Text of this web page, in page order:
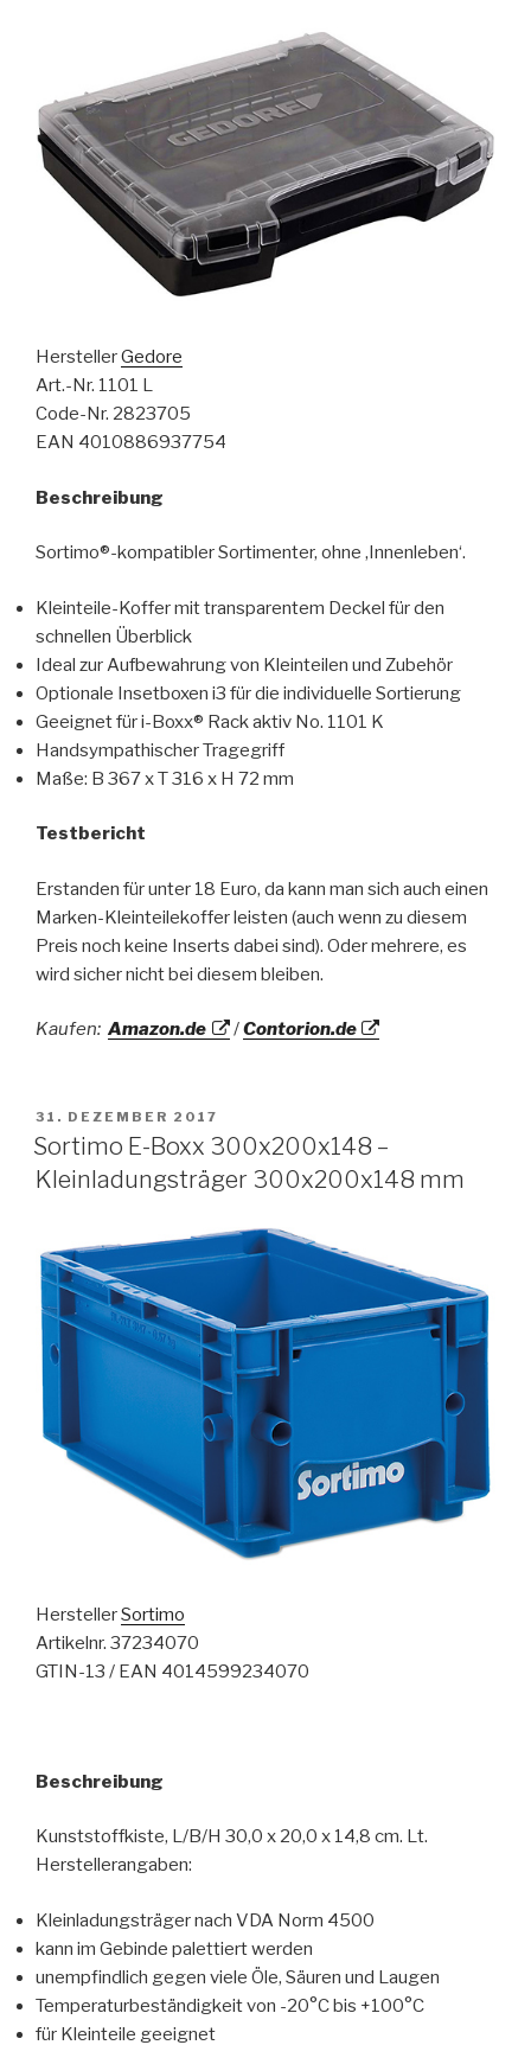
HerstellerGedore
Art.-Nr. 1101 L
Code-Nr. 2823705
EAN 4010886937754
Beschreibung
Sortimo®-kompatibler Sortimenter, ohne ‚Innenleben‘.
Kleinteile-Koffer mit transparentem Deckel für den
schnellen Überblick
Ideal zur Aufbewahrung von Kleinteilen und Zubehör
Optionale Insetboxen i3 für die individuelle Sortierung
Geeignet für i-Boxx® Rack aktiv No. 1101 K
Handsympathischer Tragegriff
Maße: B 367 x T 316 x H 72 mm
Testbericht
Erstanden für unter 18 Euro, da kann man sich auch einen
Marken-Kleinteilekoffer leisten (auch wenn zu diesem
Preis noch keine Inserts dabei sind). Oder mehrere, es
wird sicher nicht bei diesem bleiben.
Kaufen: Amazon.de /Contorion.de
VERÖFFENTLICHT
AM
31. DEZEMBER 2017
Sortimo E-Boxx 300x200x148 –
Kleinladungsträger 300x200x148 mm
HerstellerSortimo
Artikelnr. 37234070
GTIN-13 / EAN 4014599234070
Beschreibung
Kunststoffkiste, L/B/H 30,0 x 20,0 x 14,8 cm. Lt.
Herstellerangaben:
Kleinladungsträger nach VDA Norm 4500
kann im Gebinde palettiert werden
unempfindlich gegen viele Öle, Säuren und Laugen
Temperaturbeständigkeit von -20°C bis +100°C
für Kleinteile geeignet